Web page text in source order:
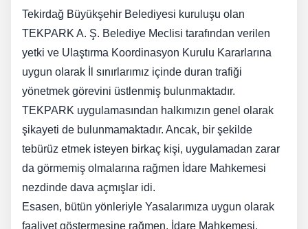
Tekirdağ Büyükşehir Belediyesi kuruluşu olan
TEKPARK A. Ş. Belediye Meclisi tarafından verilen
yetki ve Ulaştırma Koordinasyon Kurulu Kararlarına
uygun olarak İl sınırlarımız içinde duran trafiği
yönetmek görevini üstlenmiş bulunmaktadır.
TEKPARK uygulamasından halkımızın genel olarak
şikayeti de bulunmamaktadır. Ancak, bir şekilde
tebürüz etmek isteyen birkaç kişi, uygulamadan zarar
da görmemiş olmalarına rağmen İdare Mahkemesi
nezdinde dava açmışlar idi.
Esasen, bütün yönleriyle Yasalarımıza uygun olarak
faaliyet göstermesine rağmen, İdare Mahkemesi,